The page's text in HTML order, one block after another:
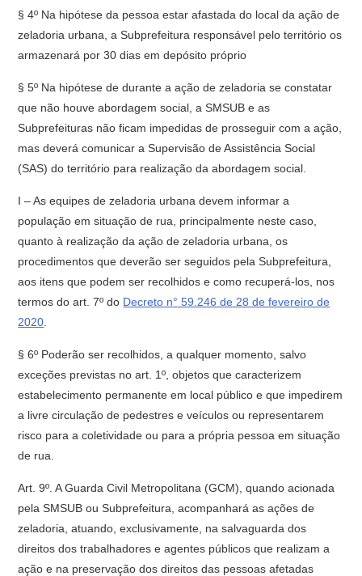
§ 4º Na hipótese da pessoa estar afastada do local da ação de
zeladoria urbana, a Subprefeitura responsável pelo território os
armazenará por 30 dias em depósito próprio
§ 5º Na hipótese de durante a ação de zeladoria se constatar
que não houve abordagem social, a SMSUB e as
Subprefeituras não ficam impedidas de prosseguir com a ação,
mas deverá comunicar a Supervisão de Assistência Social
(SAS) do território para realização da abordagem social.
I – As equipes de zeladoria urbana devem informar a
população em situação de rua, principalmente neste caso,
quanto à realização da ação de zeladoria urbana, os
procedimentos que deverão ser seguidos pela Subprefeitura,
aos itens que podem ser recolhidos e como recuperá-los, nos
termos do art. 7º do Decreto n° 59.246 de 28 de fevereiro de
2020
§ 6º Poderão ser recolhidos, a qualquer momento, salvo
exceções previstas no art. 1º, objetos que caracterizem
estabelecimento permanente em local público e que impedirem
a livre circulação de pedestres e veículos ou representarem
risco para a coletividade ou para a própria pessoa em situação
de rua.
Art. 9º. A Guarda Civil Metropolitana (GCM), quando acionada
pela SMSUB ou Subprefeitura, acompanhará as ações de
zeladoria, atuando, exclusivamente, na salvaguarda dos
direitos dos trabalhadores e agentes públicos que realizam a
ação e na preservação dos direitos das pessoas afetadas